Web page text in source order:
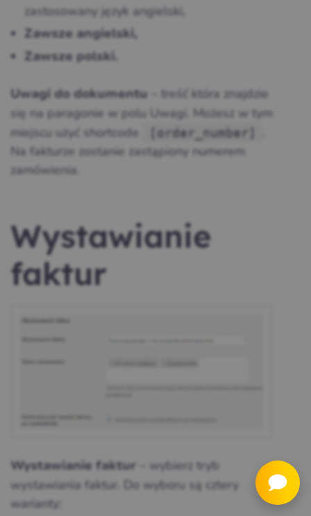
zastosowany język angielski,
Zawsze angielski,
Zawsze polski.
Uwagi do dokumentu
– treść która znajdzie
się na paragonie w polu Uwagi. Możesz w tym
miejscu użyć shortcode
[order_number]
Na fakturze zostanie zastąpiony numerem
zamówienia.
Wystawianie
faktur
Wystawianie faktur
– wybierz tryb
wystawiania faktur. Do wyboru są cztery
warianty: